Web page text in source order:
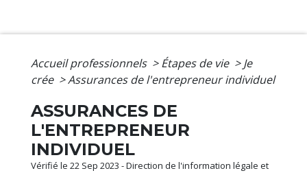
Accueil professionnels > Étapes de vie > Je
crée >Assurances de l'entrepreneur individuel
ASSURANCES DE
L'ENTREPRENEUR
INDIVIDUEL
Vérifié le 22 Sep 2023 - Direction de l'information légale et